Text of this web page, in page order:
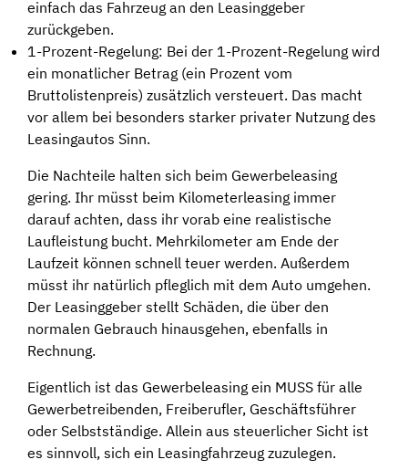
einfach das Fahrzeug an den Leasinggeber
zurückgeben.
1-Prozent-Regelung: Bei der 1-Prozent-Regelung wird
ein monatlicher Betrag (ein Prozent vom
Bruttolistenpreis) zusätzlich versteuert. Das macht
vor allem bei besonders starker privater Nutzung des
Leasingautos Sinn.
Die Nachteile halten sich beim Gewerbeleasing
gering. Ihr müsst beim Kilometerleasing immer
darauf achten, dass ihr vorab eine realistische
Laufleistung bucht. Mehrkilometer am Ende der
Laufzeit können schnell teuer werden. Außerdem
müsst ihr natürlich pfleglich mit dem Auto umgehen.
Der Leasinggeber stellt Schäden, die über den
normalen Gebrauch hinausgehen, ebenfalls in
Rechnung.
Eigentlich ist das Gewerbeleasing ein MUSS für alle
Gewerbetreibenden, Freiberufler, Geschäftsführer
oder Selbstständige. Allein aus steuerlicher Sicht ist
es sinnvoll, sich ein Leasingfahrzeug zuzulegen.